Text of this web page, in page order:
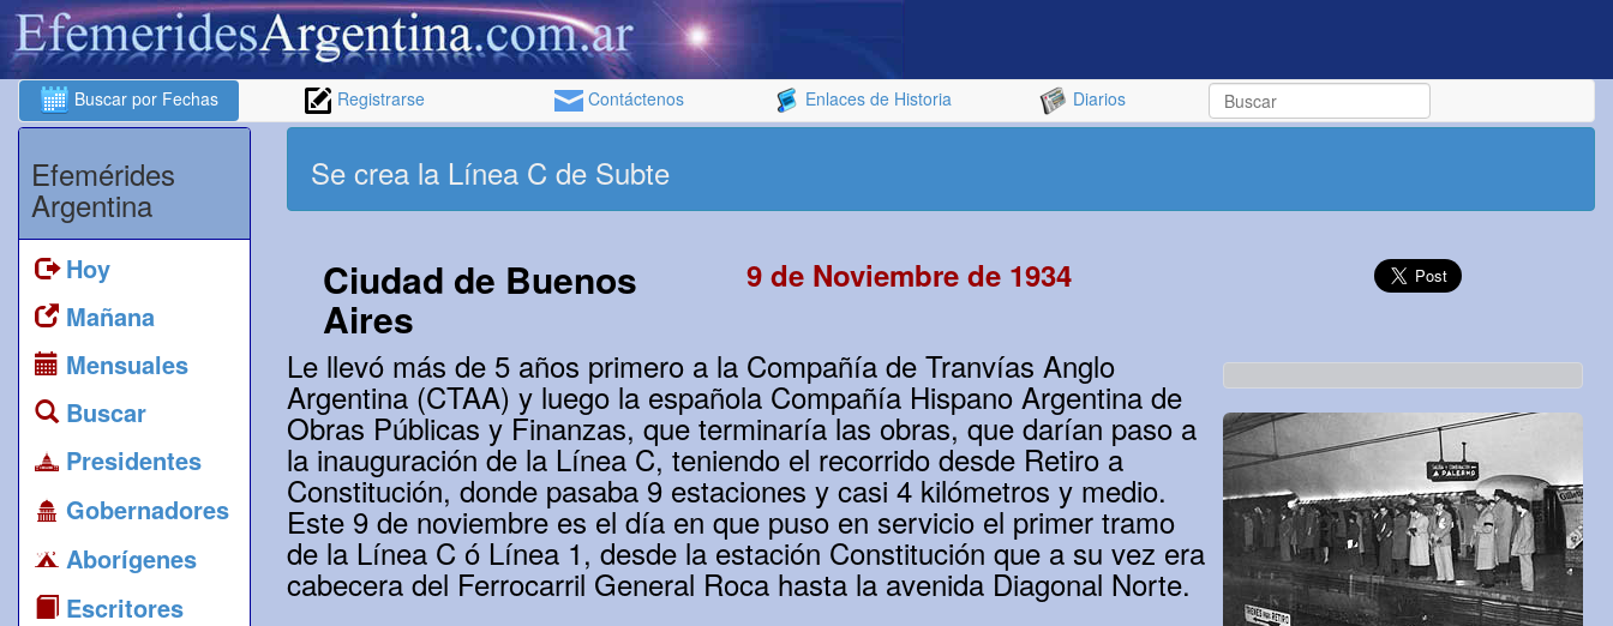
Buscar por Fechas Registrarse Contáctenos Enlaces de Historia Diarios
Efemérides
Argentina
Hoy
Mañana
Mensuales
Buscar
Presidentes
Gobernadores
Aborígenes
Escritores
Se crea la Línea C de Subte
Ciudad de Buenos
Aires
9 de Noviembre de 1934
Le llevó más de 5 años primero a la Compañía de Tranvías Anglo
Argentina (CTAA) y luego la española Compañía Hispano Argentina de
Obras Públicas y Finanzas, que terminaría las obras, que darían paso a
la inauguración de la Línea C, teniendo el recorrido desde Retiro a
Constitución, donde pasaba 9 estaciones y casi 4 kilómetros y medio.
Este 9 de noviembre es el día en que puso en servicio el primer tramo
de la Línea C ó Línea 1, desde la estación Constitución que a su vez era
cabecera del Ferrocarril General Roca hasta la avenida Diagonal Norte.